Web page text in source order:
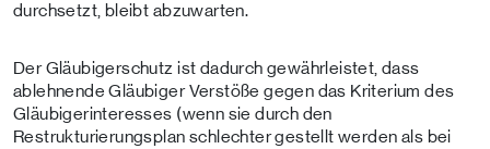
durchsetzt, bleibt abzuwarten.
Der Gläubigerschutz ist dadurch gewährleistet, dass
ablehnende Gläubiger Verstöße gegen das Kriterium des
Gläubigerinteresses (wenn sie durch den
Restrukturierungsplan schlechter gestellt werden als bei